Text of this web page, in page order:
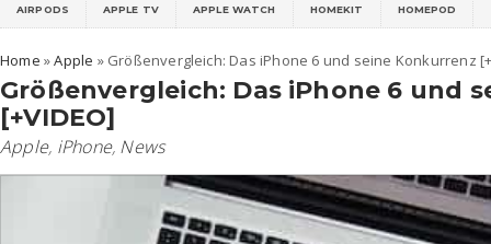
AIRPODS APPLE TV APPLE WATCH HOMEKIT HOMEPOD
Home »Apple » Größenvergleich: Das iPhone 6 und seine Konkurrenz
Größenvergleich: Das iPhone 6 und
[+VIDEO]
Apple, iPhone, News